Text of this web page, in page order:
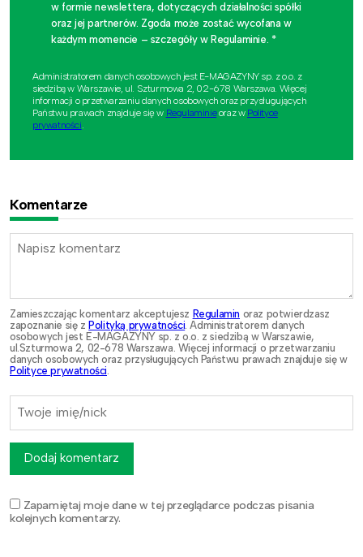
w formie newslettera, dotyczących działalności spółki
oraz jej partnerów. Zgoda może zostać wycofana w
każdym momencie – szczegóły w Regulaminie. *
Administratorem danych osobowych jest E-MAGAZYNY sp. z o.o. z
siedzibą w Warszawie, ul. Szturmowa 2, 02-678 Warszawa. Więcej
informacji o przetwarzaniu danych osobowych oraz przysługujących
Państwu prawach znajduje się w Regulaminieoraz w Polityce
prywatności.
Komentarze
Zamieszczając komentarz akceptujesz Regulamin oraz potwierdzasz
zapoznanie się z Polityką prywatności. Administratorem danych
osobowych jest E-MAGAZYNY sp. z o.o. z siedzibą w Warszawie,
ul.Szturmowa 2, 02-678 Warszawa. Więcej informacji o przetwarzaniu
danych osobowych oraz przysługujących Państwu prawach znajduje się w
Polityce prywatności.
Zapamiętaj moje dane w tej przeglądarce podczas pisania
kolejnych komentarzy.
Dodaj komentarz